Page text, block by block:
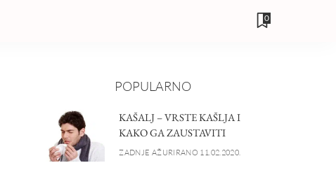
0
POPULARNO
KAŠALJ – VRSTE KAŠLJA I
KAKO GA ZAUSTAVITI
ZADNJE AŽURIRANO 11.02.2020.